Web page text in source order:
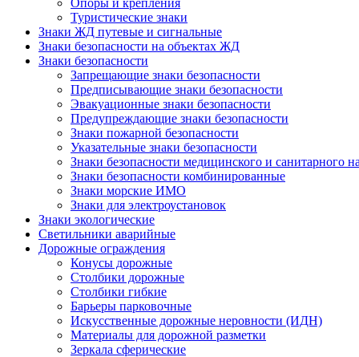
Опоры и крепления
Туристические знаки
Знаки ЖД путевые и сигнальные
Знаки безопасности на объектах ЖД
Знаки безопасности
Запрещающие знаки безопасности
Предписывающие знаки безопасности
Эвакуационные знаки безопасности
Предупреждающие знаки безопасности
Знаки пожарной безопасности
Указательные знаки безопасности
Знаки безопасности медицинского и санитарного
Знаки безопасности комбинированные
Знаки морские ИМО
Знаки для электроустановок
Знаки экологические
Светильники аварийные
Дорожные ограждения
Конусы дорожные
Столбики дорожные
Столбики гибкие
Барьеры парковочные
Искусственные дорожные неровности (ИДН)
Материалы для дорожной разметки
Зеркала сферические